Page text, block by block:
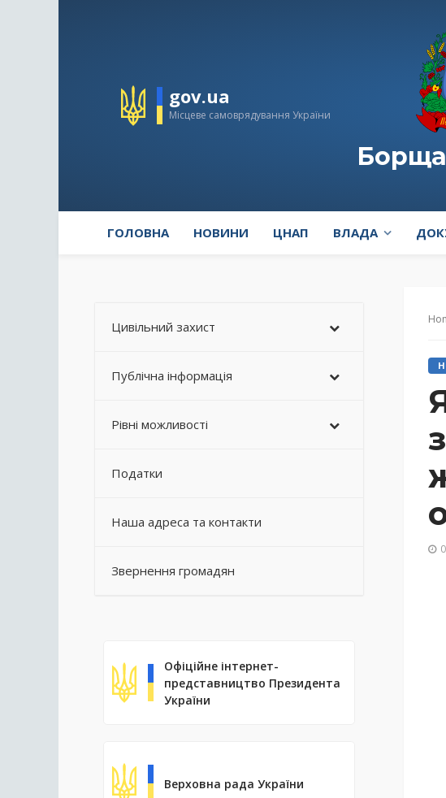
gov.ua
Місцеве самоврядування України
ГОЛОВНА НОВИНИ ЦНАП ВЛАДА
Цивільний захист
Публічна інформація
Рівні можливості
Податки
Наша адреса та контакти
Звернення громадян
Офіційне інтернет-
представництво Президента
України
Верховна рада України